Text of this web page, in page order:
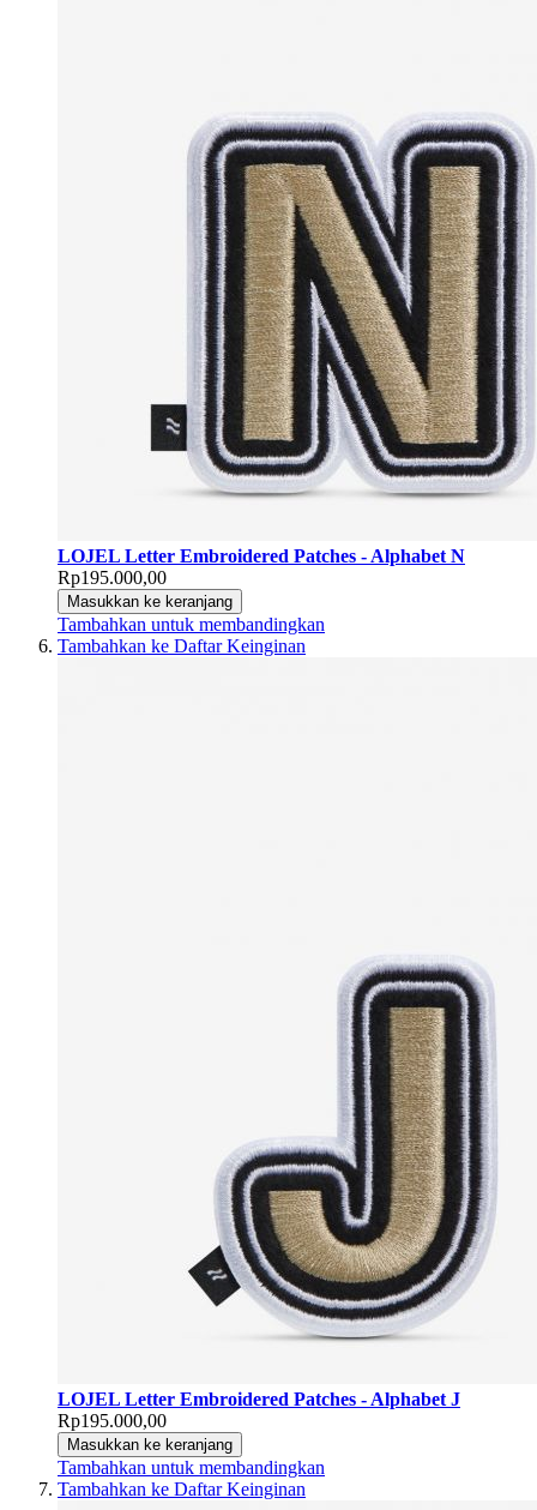
LOJEL Letter Embroidered Patches - Alphabet N
Rp195.000,00
Masukkan ke keranjang
Tambahkan untuk membandingkan
Tambahkan ke Daftar Keinginan
LOJEL Letter Embroidered Patches - Alphabet J
Rp195.000,00
Masukkan ke keranjang
Tambahkan untuk membandingkan
Tambahkan ke Daftar Keinginan